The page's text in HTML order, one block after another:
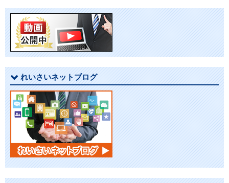
ー
シ
ョ
ン れいさいネットブログ